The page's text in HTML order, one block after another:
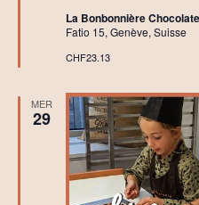
La Bonbonnière
Fatio 15, Genève, Suisse
CHF23.13
MER
29